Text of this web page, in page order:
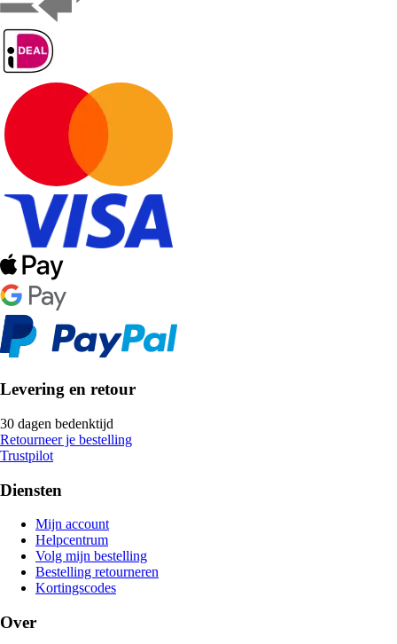
Levering en retour
30 dagen bedenktijd
Retourneer je bestelling
Trustpilot
Diensten
Mijn account
Helpcentrum
Volg mijn bestelling
Bestelling retourneren
Kortingscodes
Over